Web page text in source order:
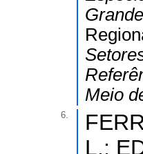
Meio
6.
L.;